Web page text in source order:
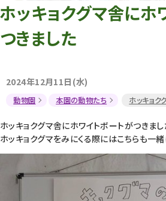
環
ホッキョクグマ舎にホ
つきました
2024年12月11日(水)
動物園 本園の動物たち ホッキョク
ホッキョクグマ舎にホワイトボートがつきまし
ホッキョクグマをみにくる際にはこちらも一緒